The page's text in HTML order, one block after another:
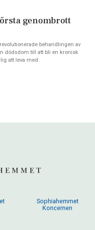
genombrott
behandlingen av
dödsdom till att bli en kronisk
att leva med.
Sophiahemmet
Koncernen